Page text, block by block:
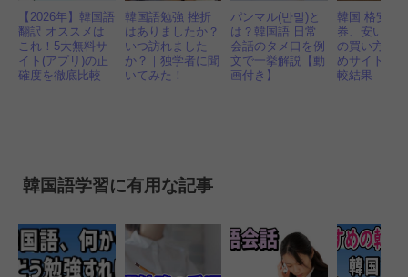
【2026年】韓国語
翻訳 オススメは
これ！5大無料サ
イト(アプリ)の正
確度を徹底比較
韓国語勉強 挫折
はありましたか？
いつ訪れました
か？｜独学者に聞
いてみた！
パンマル(반말)と
は？韓国語 日常
会話のタメ口を例
文で一挙解説【動
画付き】
韓国 格安航
券、安いチ
の買い方！
めサイトと
較結果
韓国語学習に有用な記事